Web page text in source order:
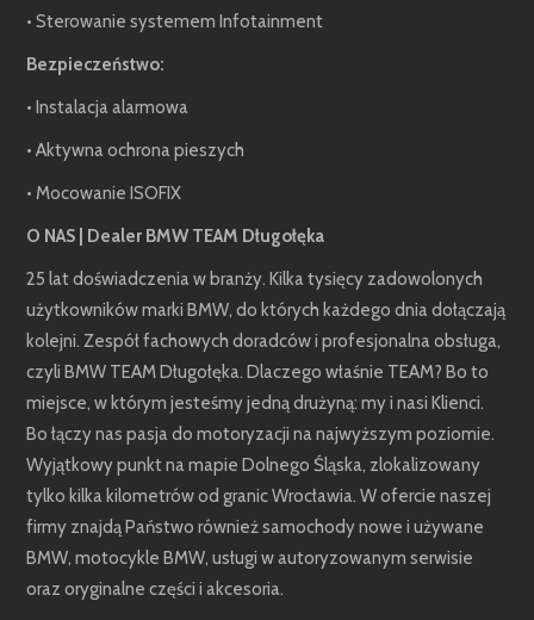
• Sterowanie systemem Infotainment
Bezpieczeństwo:
• Instalacja alarmowa
• Aktywna ochrona pieszych
• Mocowanie ISOFIX
O NAS | Dealer BMW TEAM Długołęka
25 lat doświadczenia w branży. Kilka tysięcy zadowolonych
użytkowników marki BMW, do których każdego dnia dołączają
kolejni. Zespół fachowych doradców i profesjonalna obsługa,
czyli BMW TEAM Długołęka. Dlaczego właśnie TEAM? Bo to
miejsce, w którym jesteśmy jedną drużyną: my i nasi Klienci.
Bo łączy nas pasja do motoryzacji na najwyższym poziomie.
Wyjątkowy punkt na mapie Dolnego Śląska, zlokalizowany
tylko kilka kilometrów od granic Wrocławia. W ofercie naszej
firmy znajdą Państwo również samochody nowe i używane
BMW, motocykle BMW, usługi w autoryzowanym serwisie
oraz oryginalne części i akcesoria.